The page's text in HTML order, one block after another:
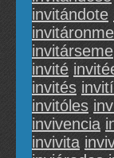
invitándote
invitáronme
invitárseme
invité
invités
invitóles
invivencia
invivita